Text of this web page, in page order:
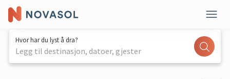
Hvor har du lyst å dra?
Legg til destinasjon, datoer, gjester
1 / 23